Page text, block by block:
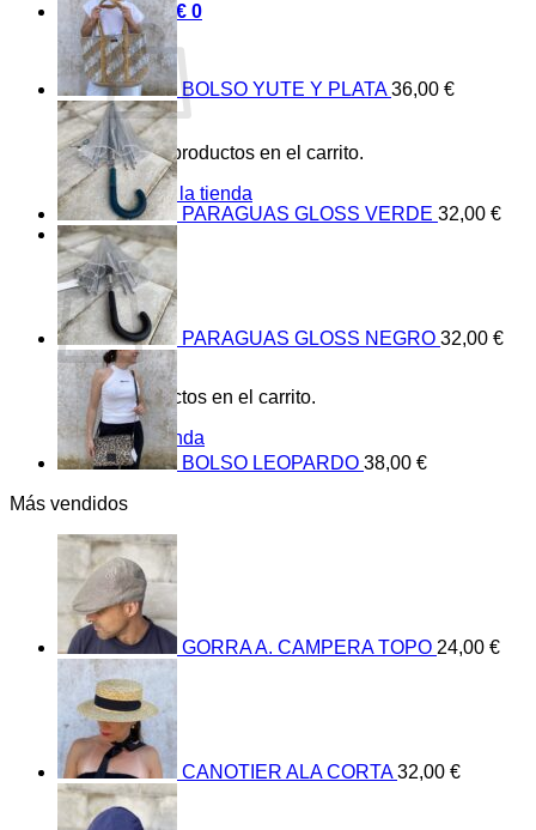
Carrito /0,00€ 0
No hay productos en el carrito.
Volver a la tienda
0
Carrito
No hay productos en el carrito.
Volver a la tienda
BOLSO YUTE Y PLATA 36,00 €
PARAGUAS GLOSS VERDE 32,00 €
PARAGUAS GLOSS NEGRO 32,00 €
BOLSO LEOPARDO 38,00 €
Más vendidos
GORRA A. CAMPERA TOPO 24,00 €
CANOTIER ALA CORTA 32,00 €